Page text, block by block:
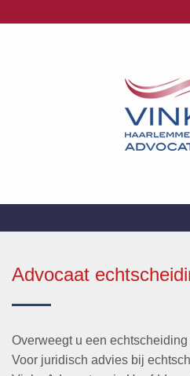
Advocaat
Overweegt u een
Voor juridisch advies bij